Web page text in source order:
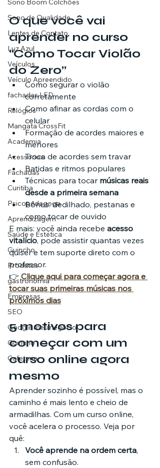
Sono Boom Colchões
Sono de Qualidade
Lentes de Contato
Luz Azul
Veículos
Veículo Apreendido
fachadas LED
Relógios
Mangata CrossFit
Academia
Acessórios
Fachadas
Curitiba
Psicopedagoga
Aprendizagem
Saúde e Estética
Guincho
Produtos
gastronomia
Empresas
SEO
Google meu negócio
Guincho
Cafeteria
O que você vai
aprender no curso
“Como Tocar Violão
do Zero”
Como segurar o violão
corretamente
Como afinar as cordas com o
celular
Formação de acordes maiores e
menores
Troca de acordes sem travar
Batidas e ritmos populares
Técnicas para tocar músicas reais
desde a primeira semana
Bônus: dedilhado, pestanas e
como tocar de ouvido
E mais: você ainda recebe acesso
vitalício, pode assistir quantas vezes
quiser e tem suporte direto com o
professor.
👉 Clique aqui para começar agora e
tocar suas primeiras músicas nos
próximos dias
5 motivos para
começar com um
curso online agora
mesmo
Aprender sozinho é possível, mas o
caminho é mais lento e cheio de
armadilhas. Com um curso online,
você acelera o processo. Veja por
quê:
Você aprende na ordem certa,
sem confusão.